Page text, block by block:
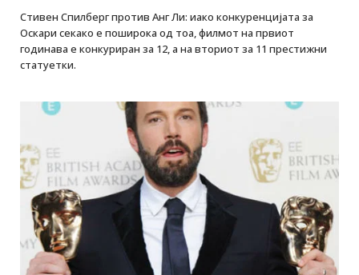
Стивен Спилберг против Анг Ли: иако конкуренцијата за
Оскари секако е поширока од тоа, филмот на првиот
годинава е конкуриран за 12, а на вториот за 11 престижни
статуетки.